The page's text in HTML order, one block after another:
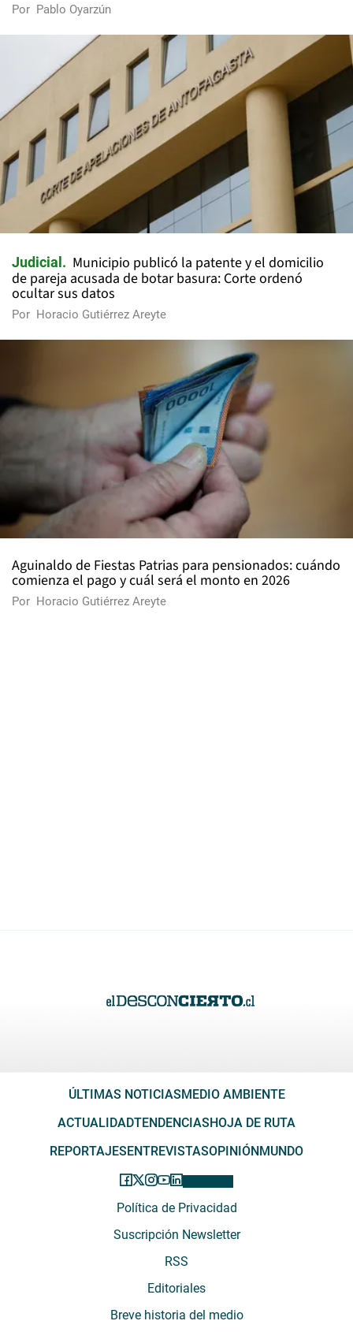
Por Pablo Oyarzún
Judicial
Municipio publicó la patente y el domicilio
de pareja acusada de botar basura: Corte ordenó
ocultar sus datos
Por Horacio Gutiérrez Areyte
Aguinaldo de Fiestas Patrias para pensionados: cuándo
comienza el pago y cuál será el monto en 2026
Por Horacio Gutiérrez Areyte
ÚLTIMAS NOTICIAS MEDIO AMBIENTE
ACTUALIDADTENDENCIAS HOJA DE RUTA
REPORTAJES ENTREVISTASOPINIÓN MUNDO
Política de Privacidad
Suscripción Newsletter
RSS
Editoriales
Breve historia del medio